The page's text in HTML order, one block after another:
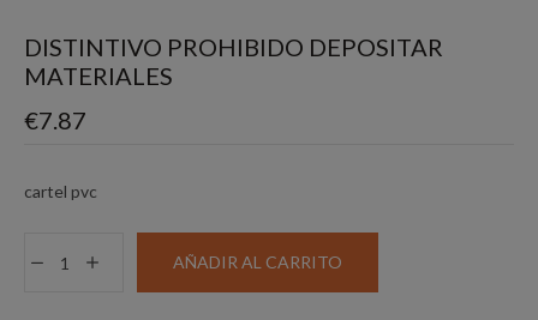
DISTINTIVO PROHIBIDO DEPOSITAR
MATERIALES
€7.87
cartel pvc
AÑADIR AL CARRITO